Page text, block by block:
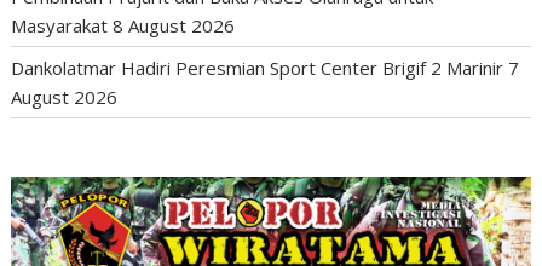
Masyarakat 8 August 2026
Dankolatmar Hadiri Peresmian Sport Center Brigif 2 Marinir 7
August 2026